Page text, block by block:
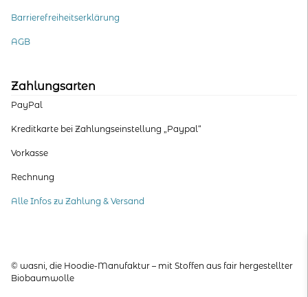
Barrierefreiheitserklärung
AGB
Zahlungsarten
PayPal
Kreditkarte bei Zahlungseinstellung „Paypal“
Vorkasse
Rechnung
Alle Infos zu Zahlung & Versand
© wasni, die Hoodie-Manufaktur – mit Stoffen aus fair hergestellter
Biobaumwolle